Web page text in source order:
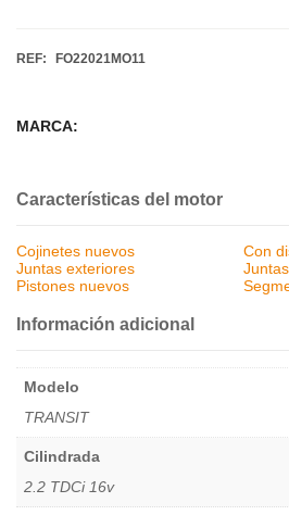
REF: FO22021MO11
MARCA:
Características del motor
Cojinetes nuevos
Con
Juntas exteriores
Pistones nuevos
Información adicional
Modelo
TRANSIT
Cilindrada
2.2 TDCi 16v